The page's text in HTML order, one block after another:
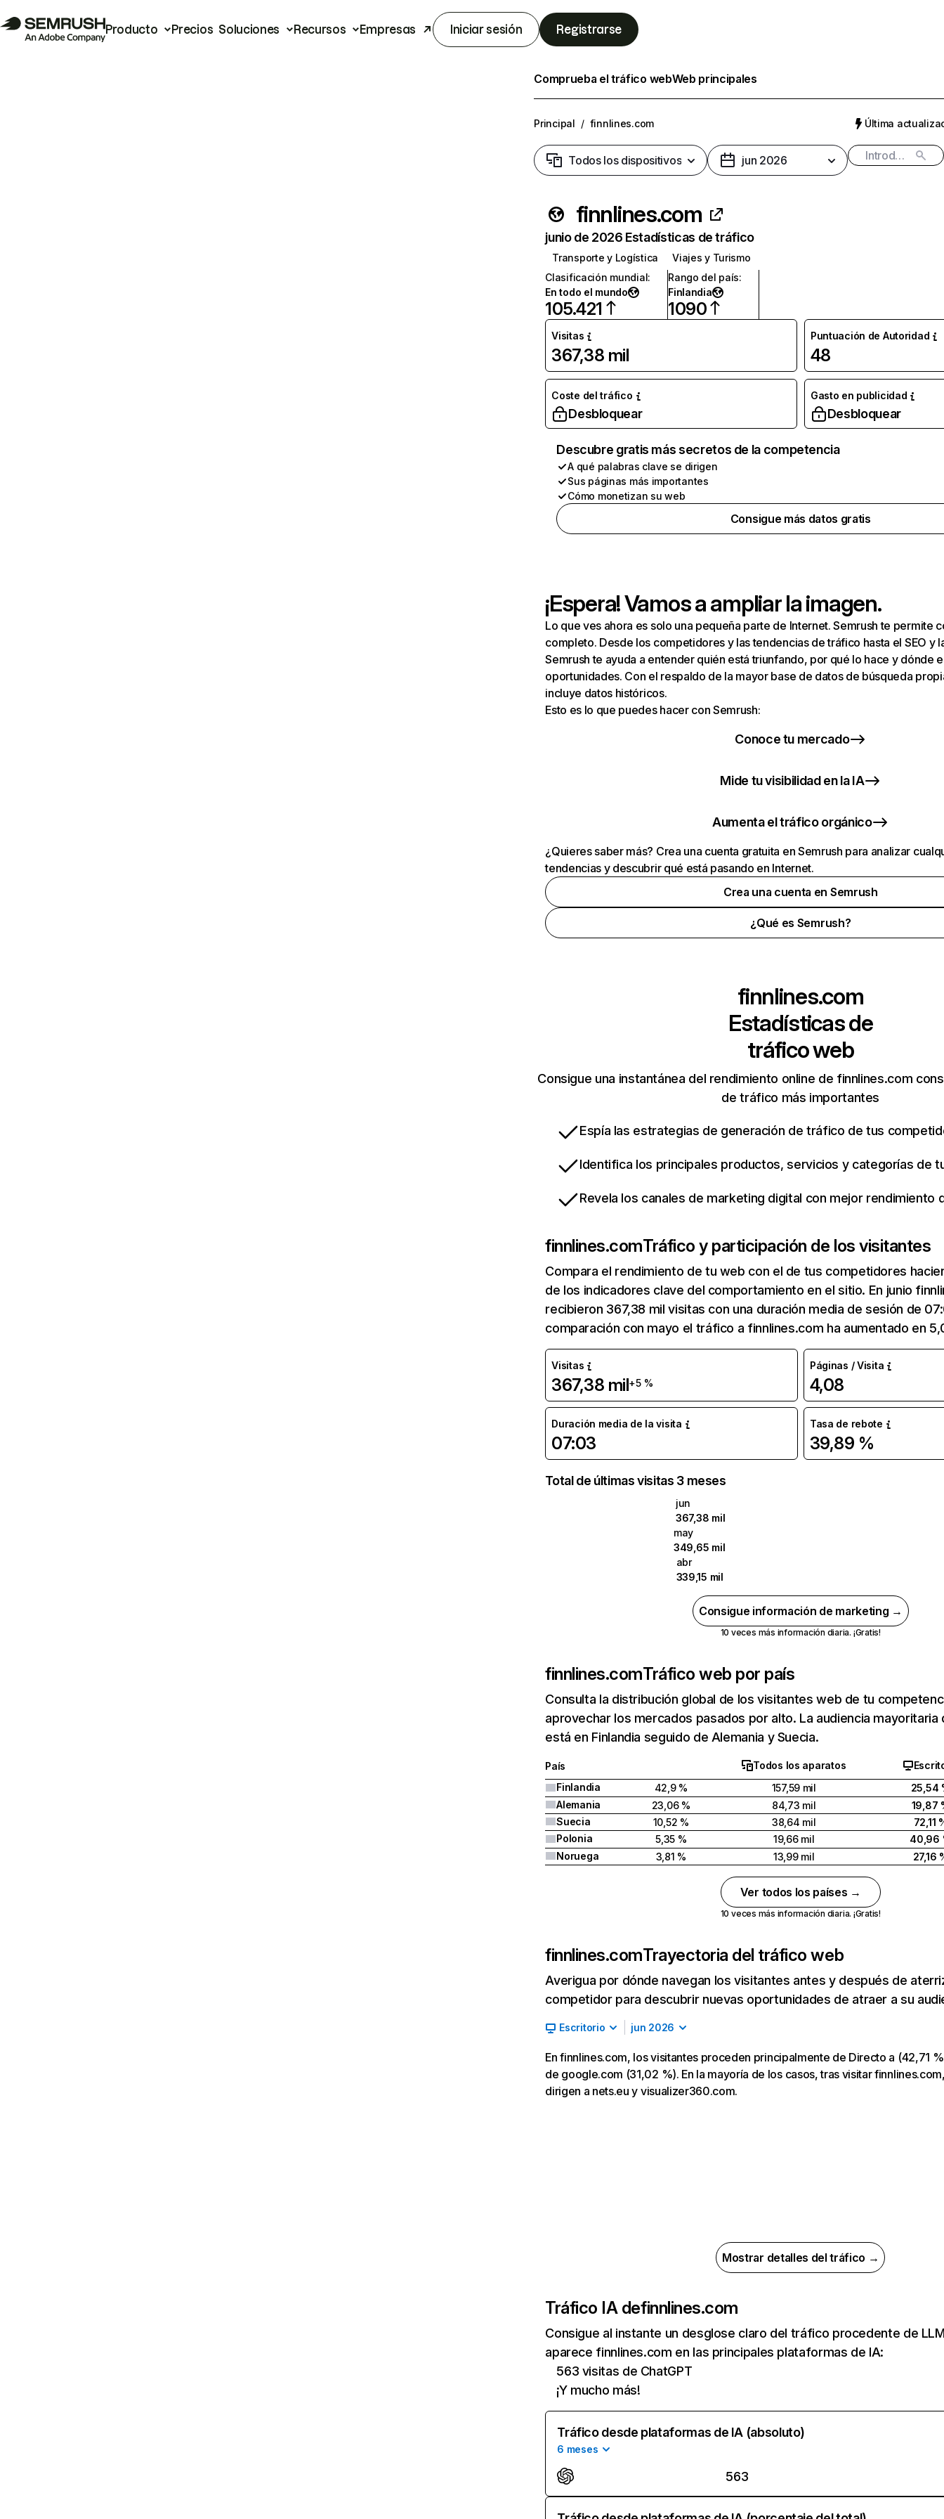
Producto Precios Soluciones Recursos Empresas Iniciar sesión Registrarse
Comprueba el tráfico webWeb principales
Principal / finnlines.com Última
Todos los dispositivos jun 2026
finnlines.com
junio de 2026 Estadísticas de tráfico
Transporte y Logística
Viajes y Turismo
Clasificación mundial:
En todo el mundo
105.421
Rango del país:
Finlandia
1090
Visitas
367,38 mil
Puntuación de Autoridad
48
Coste del tráfico
Desbloquear
Gasto en publicidad
Desbloquear
Descubre gratis más secretos de la competencia
A qué palabras clave se dirigen
Sus páginas más importantes
Cómo monetizan su web
Consigue más datos gratis
¡Espera! Vamos a ampliar la imagen.
Lo que ves ahora es solo una pequeña parte de Internet. Semrush te permite
completo. Desde los competidores y las tendencias de tráfico hasta el SEO y
Semrush te ayuda a entender quién está triunfando, por qué lo hace y dónde
oportunidades. Con el respaldo de la mayor base de datos de búsqueda
incluye datos históricos.
Esto es lo que puedes hacer con Semrush:
Conoce tu mercado
Mide tu visibilidad en la IA
Aumenta el tráfico orgánico
¿Quieres saber más? Crea una cuenta gratuita en Semrush para analizar
tendencias y descubrir qué está pasando en Internet.
Crea una cuenta en Semrush
¿Qué es Semrush?
finnlines.com
Estadísticas de
tráfico web
Consigue una instantánea del rendimiento online de finnlines.com
de tráfico más importantes
Espía las estrategias de generación de tráfico de tus
Identifica los principales productos, servicios y categorías de
Revela los canales de marketing digital con mejor rendimiento
finnlines.comTráfico y participación de los visitantes
Compara el rendimiento de tu web con el de tus competidores
de los indicadores clave del comportamiento en el sitio. En junio
recibieron 367,38 mil visitas con una duración media de sesión de
comparación con mayo el tráfico a finnlines.com ha aumentado en
Visitas
367,38 mil+5 %
Páginas / Visita
4,08
Duración media de la visita
07:03
Tasa de rebote
39,89 %
Total de últimas visitas 3 meses
jun
367,38 mil
may
349,65 mil
abr
339,15 mil
Consigue información de marketing →
10 veces más información diaria. ¡Gratis!
finnlines.comTráfico web por país
Consulta la distribución global de los visitantes web de tu
aprovechar los mercados pasados por alto. La audiencia mayoritaria
está en Finlandia seguido de Alemania y Suecia.
País Todos los aparatos
Finlandia
42,9 % 157,59 mil
25,54
Alemania
23,06 % 84,73 mil
19,87
Suecia
10,52 % 38,64 mil
72,11
Polonia
5,35 % 19,66 mil
40,96
Noruega
3,81 % 13,99 mil 27,16
Ver todos los países →
10 veces más información diaria. ¡Gratis!
finnlines.comTrayectoria del tráfico web
Averigua por dónde navegan los visitantes antes y después de
competidor para descubrir nuevas oportunidades de atraer a su
Escritorio jun 2026
En finnlines.com, los visitantes proceden principalmente de Directo a (42,71
de google.com (31,02 %). En la mayoría de los casos, tras visitar
dirigen a nets.eu y visualizer360.com.
Mostrar detalles del tráfico →
Tráfico IA definnlines.com
Consigue al instante un desglose claro del tráfico procedente de
aparece finnlines.com en las principales plataformas de IA:
563 visitas de ChatGPT
¡Y mucho más!
Tráfico desde plataformas de IA (absoluto)
6 meses
563